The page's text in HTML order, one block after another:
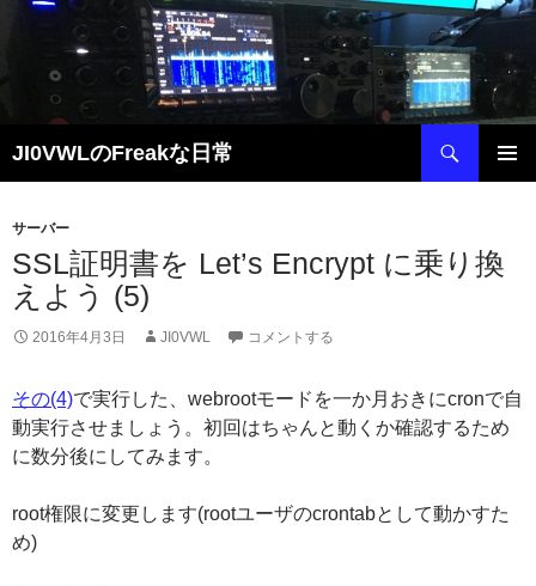
へ
ス
ッ
プ
JI0VWLのFreakな日常
索
サーバー
SSL証明書を Let’s Encrypt に乗り換
えよう (5)
2016年4月3日 JI0VWL コメントする
その(4)で実行した、webrootモードを一か月おきにcronで自
動実行させましょう。初回はちゃんと動くか確認するため
に数分後にしてみます。
root権限に変更します(rootユーザのcrontabとして動かすた
め)